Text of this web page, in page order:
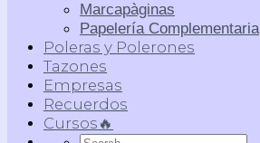
Marcapàginas
Papelería Complementaria
Poleras y Polerones
Tazones
Empresas
Recuerdos
Cursos🔥